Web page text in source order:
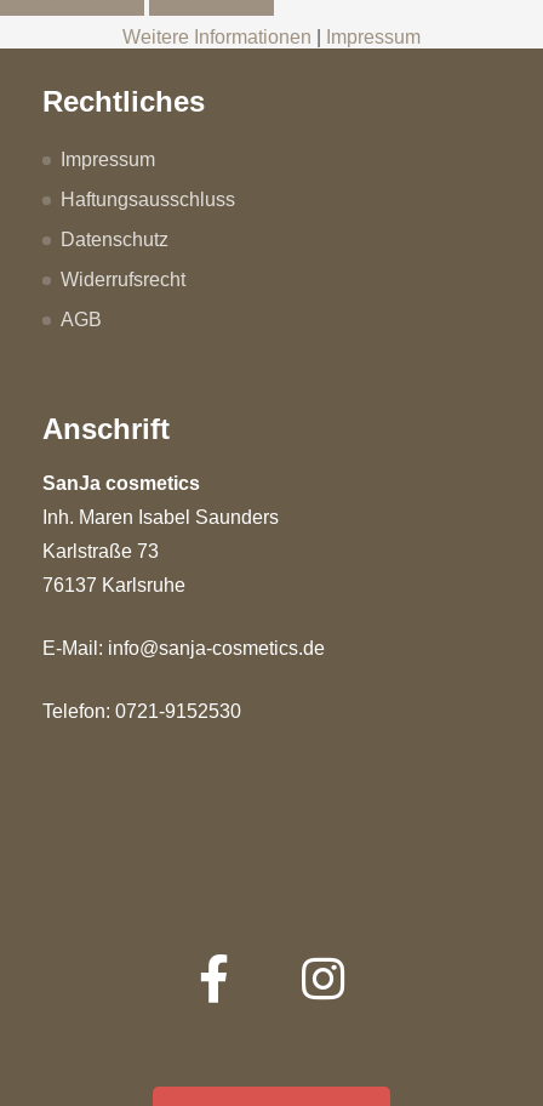
Rechtliches
Impressum
Haftungsausschluss
Datenschutz
Widerrufsrecht
AGB
Anschrift
SanJa cosmetics
Inh. Maren Isabel Saunders
Karlstraße 73
76137 Karlsruhe
E-Mail: info@sanja-cosmetics.de
Telefon: 0721-9152530
Weitere Informationen Impressum